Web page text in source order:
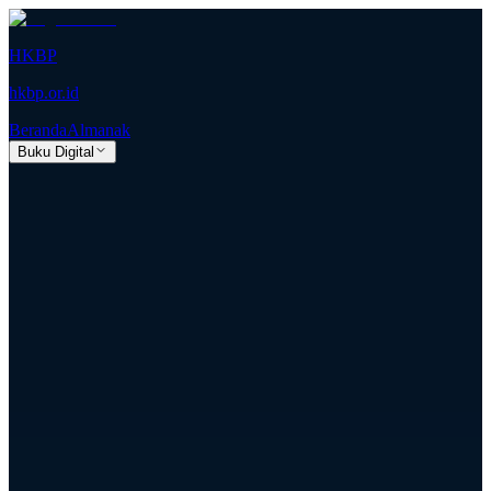
HKBP
hkbp.or.id
BerandaAlmanak
Buku Digital